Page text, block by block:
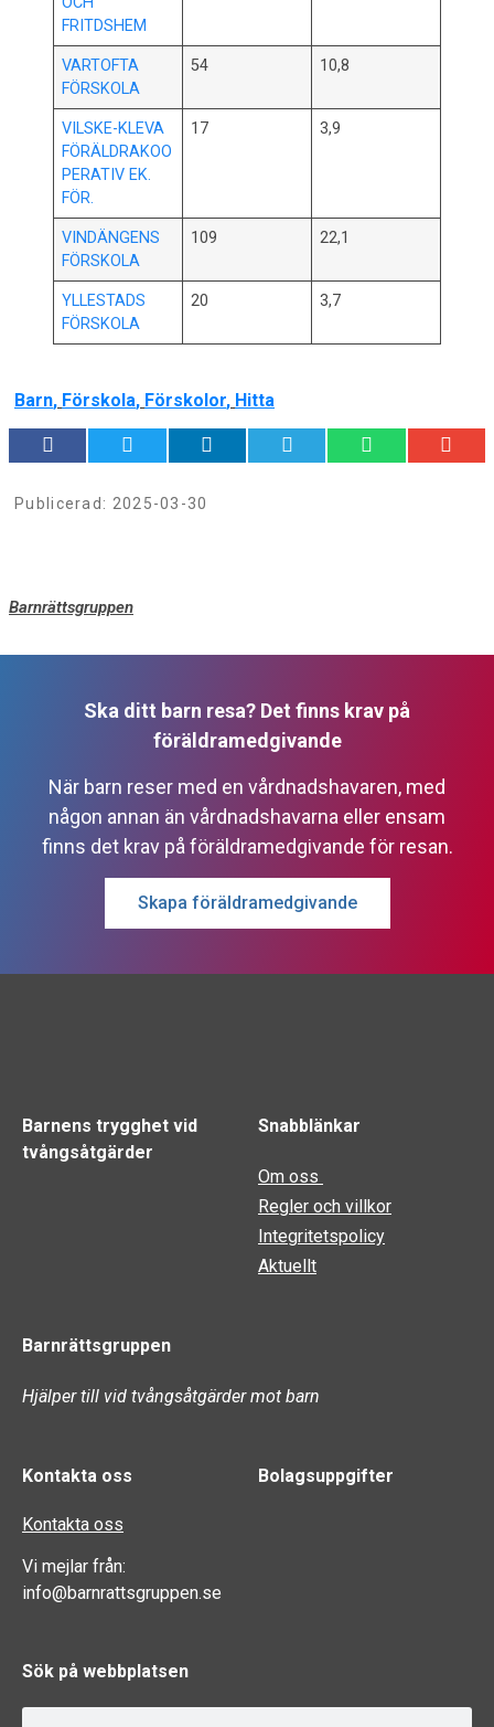
FRITDSHEM
VARTOFTA
FÖRSKOLA
54 10,8
VILSKE-KLEVA
FÖRÄLDRAKOO
PERATIV EK.
FÖR.
17 3,9
VINDÄNGENS
FÖRSKOLA
109 22,1
YLLESTADS
FÖRSKOLA
20 3,7
Barn, Förskola, Förskolor, Hitta
Publicerad: 2025-03-30
Barnrättsgruppen
Ska ditt barn resa? Det finns krav på
föräldramedgivande
När barn reser med en vårdnadshavaren, med
någon annan än vårdnadshavarna eller ensam
finns det krav på föräldramedgivande för resan.
Skapa föräldramedgivande
Barnens trygghet vid
tvångsåtgärder
Snabblänkar
Om oss
Regler och villkor
Integritetspolicy
Aktuellt
Barnrättsgruppen
Hjälper till vid tvångsåtgärder mot barn
Kontakta oss
Kontakta oss
Vi mejlar från:
info@barnrattsgruppen.se
Bolagsuppgifter
Sök på webbplatsen